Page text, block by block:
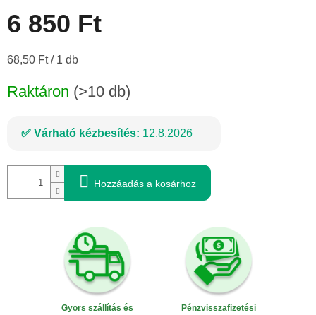
6 850 Ft
Egységár:
68,50 Ft / 1 db
Raktáron (>10 db)
Várható kézbesítés: 12.8.2026
Hozzáadás a kosárhoz
Gyors szállítás és
Pénzvisszafizetési